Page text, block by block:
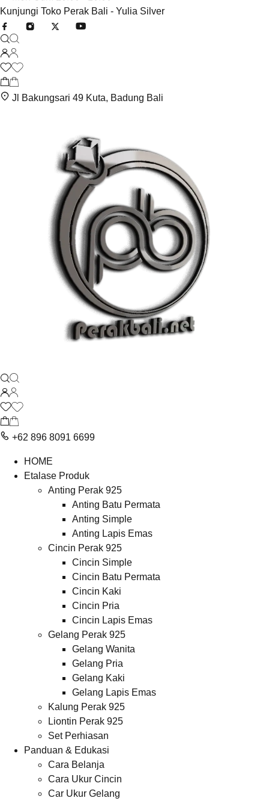
Kunjungi Toko Perak Bali - Yulia Silver
Jl Bakungsari 49 Kuta, Badung Bali
+62 896 8091 6699
HOME
Etalase Produk
Anting Perak 925
Anting Batu Permata
Anting Simple
Anting Lapis Emas
Cincin Perak 925
Cincin Simple
Cincin Batu Permata
Cincin Kaki
Cincin Pria
Cincin Lapis Emas
Gelang Perak 925
Gelang Wanita
Gelang Pria
Gelang Kaki
Gelang Lapis Emas
Kalung Perak 925
Liontin Perak 925
Set Perhiasan
Panduan & Edukasi
Cara Belanja
Cara Ukur Cincin
Car Ukur Gelang